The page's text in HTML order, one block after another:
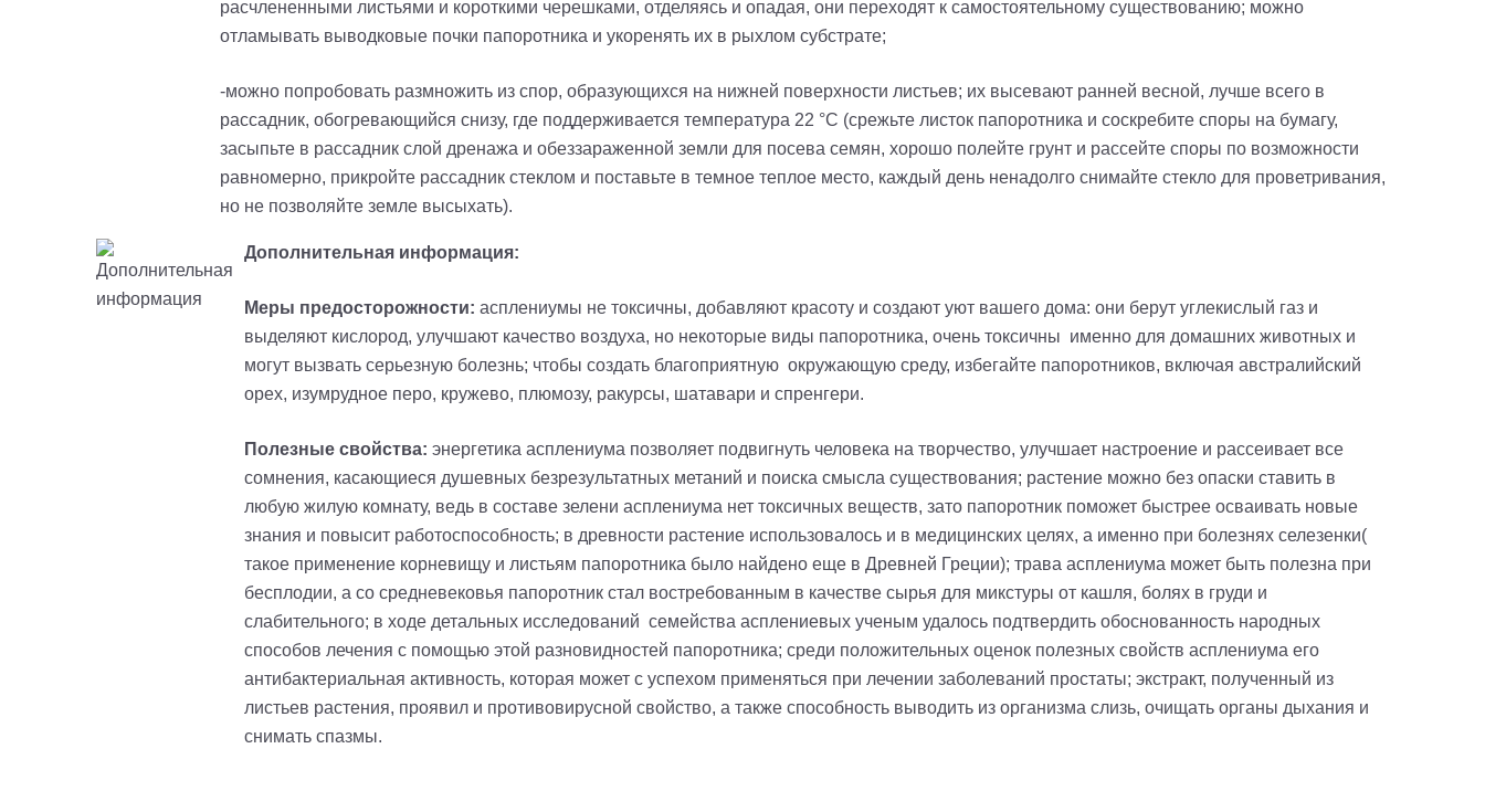
расчлененными листьями и короткими черешками, отделяясь и опадая, они переходят к самостоятельному существованию; можно
отламывать выводковые почки папоротника и укоренять их в рыхлом субстрате;
-можно попробовать размножить из спор, образующихся на нижней поверхности листьев; их высевают ранней весной, лучше всего в
рассадник, обогревающийся снизу, где поддерживается температура 22 °С (срежьте листок папоротника и соскребите споры на бумагу,
засыпьте в рассадник слой дренажа и обеззараженной земли для посева семян, хорошо полейте грунт и рассейте споры по возможности
равномерно, прикройте рассадник стеклом и поставьте в темное теплое место, каждый день ненадолго снимайте стекло для проветривания,
но не позволяйте земле высыхать).
Дополнительная информация:
Меры предосторожности: асплениумы не токсичны, добавляют красоту и создают уют вашего дома: они берут углекислый газ и
выделяют кислород, улучшают качество воздуха, но некоторые виды папоротника, очень токсичны именно для домашних животных и
могут вызвать серьезную болезнь; чтобы создать благоприятную окружающую среду, избегайте папоротников, включая австралийский
орех, изумрудное перо, кружево, плюмозу, ракурсы, шатавари и спренгери.
Полезные свойства: энергетика асплениума позволяет подвигнуть человека на творчество, улучшает настроение и рассеивает все
сомнения, касающиеся душевных безрезультатных метаний и поиска смысла существования; растение можно без опаски ставить в
любую жилую комнату, ведь в составе зелени асплениума нет токсичных веществ, зато папоротник поможет быстрее осваивать новые
знания и повысит работоспособность; в древности растение использовалось и в медицинских целях, а именно при болезнях селезенки(
такое применение корневищу и листьям папоротника было найдено еще в Древней Греции); трава асплениума может быть полезна при
бесплодии, а со средневековья папоротник стал востребованным в качестве сырья для микстуры от кашля, болях в груди и
слабительного; в ходе детальных исследований семейства асплениевых ученым удалось подтвердить обоснованность народных
способов лечения с помощью этой разновидностей папоротника; среди положительных оценок полезных свойств асплениума его
антибактериальная активность, которая может с успехом применяться при лечении заболеваний простаты; экстракт, полученный из
листьев растения, проявил и противовирусной свойство, а также способность выводить из организма слизь, очищать органы дыхания и
снимать спазмы.